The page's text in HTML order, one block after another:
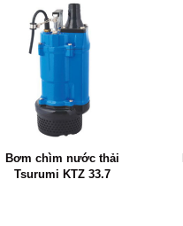
Bơm chìm nước thải
Tsurumi KTZ 33.7